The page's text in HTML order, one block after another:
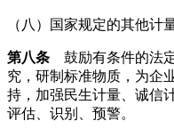
（八）国家规定的其他计
第八条 鼓励有条件的法
究，研制标准物质，为企
持，加强民生计量、诚信
评估、识别、预警。